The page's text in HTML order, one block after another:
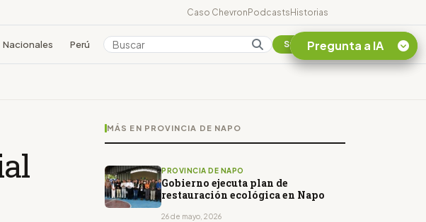
Caso ChevronPodcastsHistorias
Nacionales Perú Colombia Suscribirse
MÁS EN PROVINCIA DE NAPO
PROVINCIA DE NAPO
Gobierno ejecuta plan de
restauración ecológica en Napo
26 de mayo, 2026
Pregunta a IA
¿En que consiste la